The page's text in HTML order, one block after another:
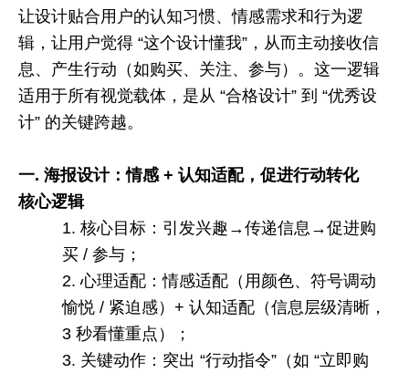
让设计贴合用户的认知习惯、情感需求和行为逻
辑，让用户觉得 “这个设计懂我” ，从而主动接收信
息、产生行动（如购买、关注、参与）。这一逻辑
适用于所有视觉载体，是从 “合格设计” 到 “优秀设
计” 的关键跨越。
一. 海报设计：情感 + 认知适配，促进行动转化
核心逻辑
1. 核心目标：引发兴趣 →传递信息 →促进购
买 / 参与；
2.心理适配：情感适配（用颜色、符号调动
愉悦 / 紧迫感） + 认知适配（信息层级清晰，
3 秒看懂重点）；
3. 关键动作：突出 “行动指令” （如 “立即购